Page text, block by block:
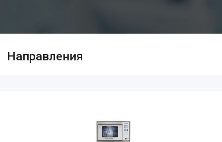
Направления